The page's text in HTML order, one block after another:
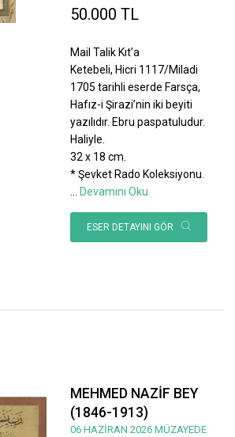
50.000 TL
Mail Talik Kıt’a
Ketebeli, Hicri 1117/Miladi
1705 tarihli eserde Farsça,
Hafız-i Şirazi’nin iki beyiti
yazılıdır. Ebru paspatuludur.
Haliyle.
32 x 18 cm.
* Şevket Rado Koleksiyonu.
Devamını Oku
ESER DETAYINI GÖR
MEHMED NAZİF BEY
(1846-1913)
06 HAZİRAN 2026 MÜZAYEDE